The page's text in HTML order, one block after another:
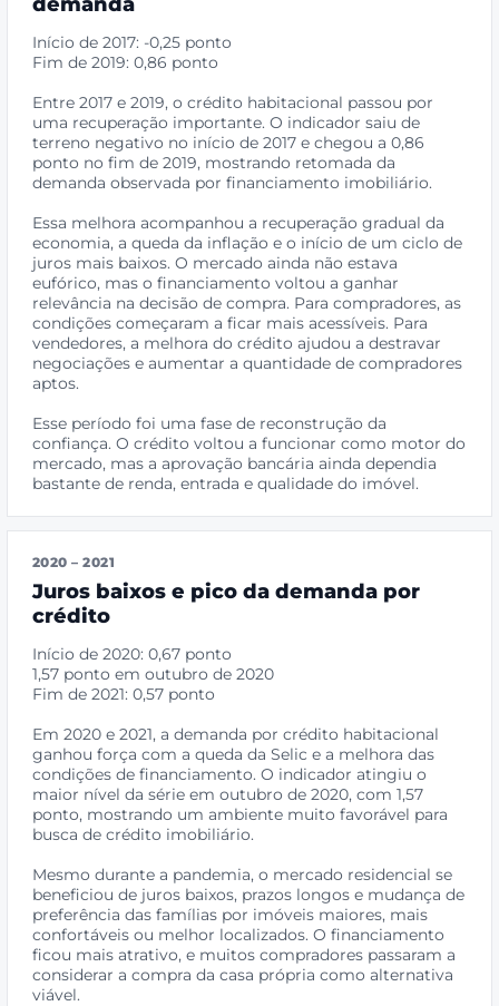
Início de 2017: -0,25 ponto
Fim de 2019: 0,86 ponto
Entre 2017 e 2019, o crédito habitacional passou por
uma recuperação importante. O indicador saiu de
terreno negativo no início de 2017 e chegou a 0,86
ponto no fim de 2019, mostrando retomada da
demanda observada por financiamento imobiliário.
Essa melhora acompanhou a recuperação gradual da
economia, a queda da inflação e o início de um ciclo de
juros mais baixos. O mercado ainda não estava
eufórico, mas o financiamento voltou a ganhar
relevância na decisão de compra. Para compradores, as
condições começaram a ficar mais acessíveis. Para
vendedores, a melhora do crédito ajudou a destravar
negociações e aumentar a quantidade de compradores
aptos.
Esse período foi uma fase de reconstrução da
confiança. O crédito voltou a funcionar como motor do
mercado, mas a aprovação bancária ainda dependia
bastante de renda, entrada e qualidade do imóvel.
2020 – 2021
Juros baixos e pico da demanda por
crédito
Início de 2020: 0,67 ponto
1,57 ponto em outubro de 2020
Fim de 2021: 0,57 ponto
Em 2020 e 2021, a demanda por crédito habitacional
ganhou força com a queda da Selic e a melhora das
condições de financiamento. O indicador atingiu o
maior nível da série em outubro de 2020, com 1,57
ponto, mostrando um ambiente muito favorável para
busca de crédito imobiliário.
Mesmo durante a pandemia, o mercado residencial se
beneficiou de juros baixos, prazos longos e mudança de
preferência das famílias por imóveis maiores, mais
confortáveis ou melhor localizados. O financiamento
ficou mais atrativo, e muitos compradores passaram a
considerar a compra da casa própria como alternativa
viável.